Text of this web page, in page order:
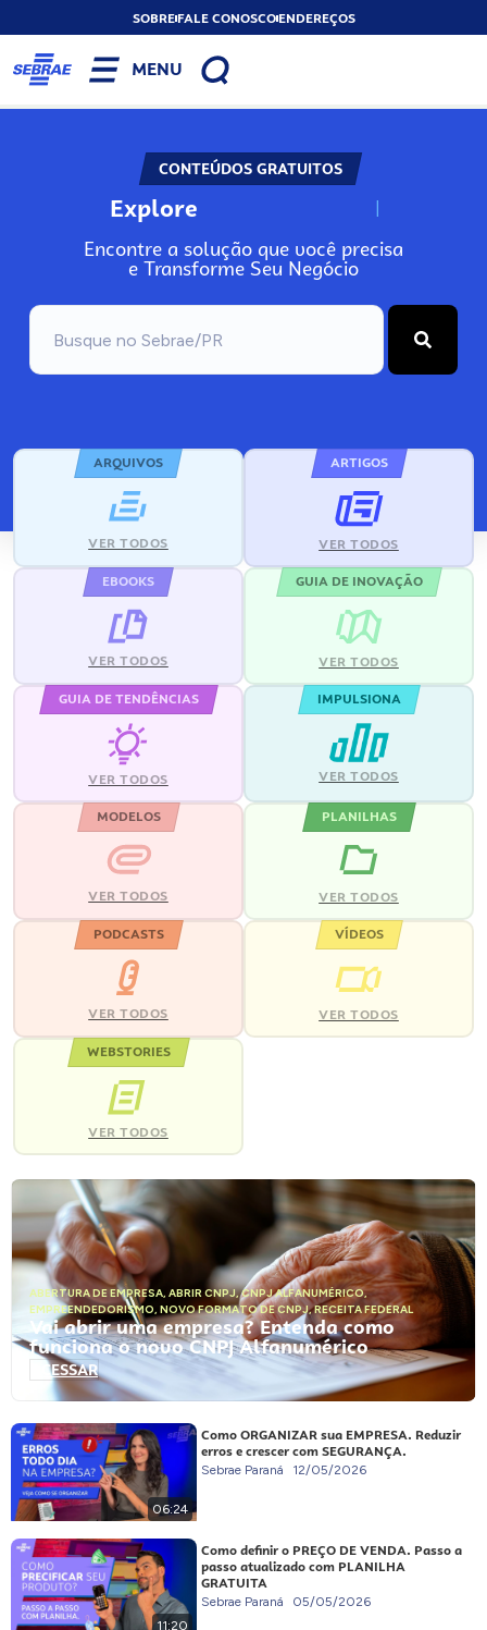
SOBREFALE CONOSCOENDEREÇOS
MENU
CONTEÚDOS GRATUITOS
Explore N
Encontre a solução que você precisa
e Transforme Seu Negócio
ARQUIVOS
VER TODOS
ARTIGOS
VER TODOS
EBOOKS
VER TODOS
GUIA DE INOVAÇÃO
VER TODOS
GUIA DE TENDÊNCIAS
VER TODOS
IMPULSIONA
VER TODOS
MODELOS
VER TODOS
PLANILHAS
VER TODOS
PODCASTS
VER TODOS
VÍDEOS
VER TODOS
WEBSTORIES
VER TODOS
ABERTURA DE EMPRESA, ABRIR CNPJ,CNPJ ALFANUMÉRICO,
EMPREENDEDORISMO, NOVO FORMATO DE CNPJ,RECEITA FEDERAL
Vai abrir uma empresa? Entenda como
funciona o novo CNPJ Alfanumérico
ACESSAR
06:24
Como ORGANIZAR sua EMPRESA. Reduzir
erros e crescer com SEGURANÇA.
Sebrae Paraná 12/05/2026
11:20
Como definir o PREÇO DE VENDA. Passo a
passo atualizado com PLANILHA
GRATUITA
Sebrae Paraná 05/05/2026